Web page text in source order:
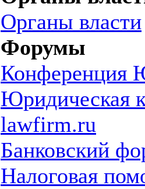
Органы власти
Форумы
Конференция
Юридическая
lawfirm.ru
Банковский
Налоговая